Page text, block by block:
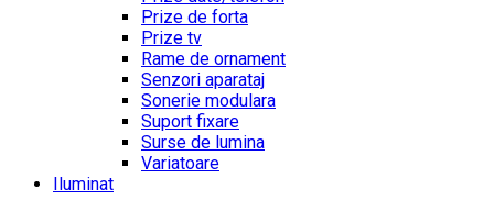
Prize de forta
Prize tv
Rame de ornament
Senzori aparataj
Sonerie modulara
Suport fixare
Surse de lumina
Variatoare
Iluminat